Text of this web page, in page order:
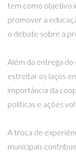
tem como objetivo
promover a
o debate sobre a
Além da entrega
estreitar os laços
importância da
políticas e ações
A troca de
municipais